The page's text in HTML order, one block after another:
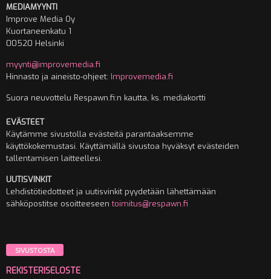
MEDIAMYYNTI
Improve Media Oy
Kuortaneenkatu 1
00520 Helsinki
myynti@improvemedia.fi
Hinnasto ja aineisto-ohjeet: Improvemedia.fi
Suora neuvottelu Respawn.fi:n kautta, ks. mediakortti
EVÄSTEET
Käytämme sivustolla evästeitä parantaaksemme
käyttökokemustasi. Käyttämällä sivustoa hyväksyt evästeiden
tallentamisen laitteellesi.
UUTISVINKIT
Lehdistötiedotteet ja uutisvinkit pyydetään lähettämään
sähköpostitse osoitteeseentoimitus@respawn.fi
SIVUSTOSTA
REKISTERISELOSTE